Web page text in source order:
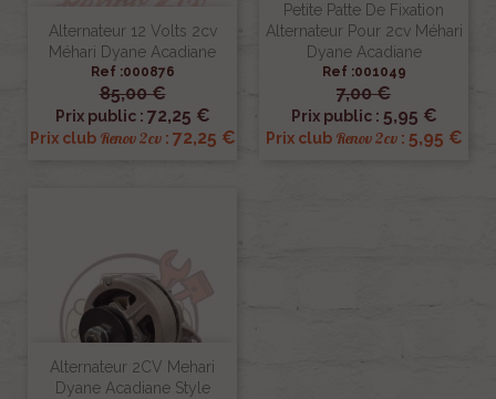
Alternateur 12 Volts 2cv
Méhari Dyane Acadiane
Ref :000876
85,00 €
Prix public : 72,25 €
Prix club Renov 2cv: 72,25 €
Petite Patte De Fixation
Alternateur Pour 2cv Méhari
Dyane Acadiane
Ref :001049
7,00 €
Prix public : 5,95 €
Prix club Renov 2cv: 5,95 €
Alternateur 2CV Mehari
Dyane Acadiane Style